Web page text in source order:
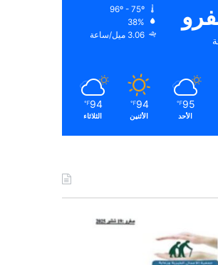
38%
3.06 ميل/ساعة
95
℉
الأحد
94
℉
الأثنين
94
℉
الثلاثاء